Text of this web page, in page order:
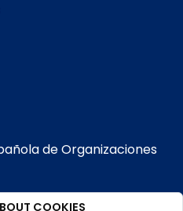
de Organizaciones
COOKIES